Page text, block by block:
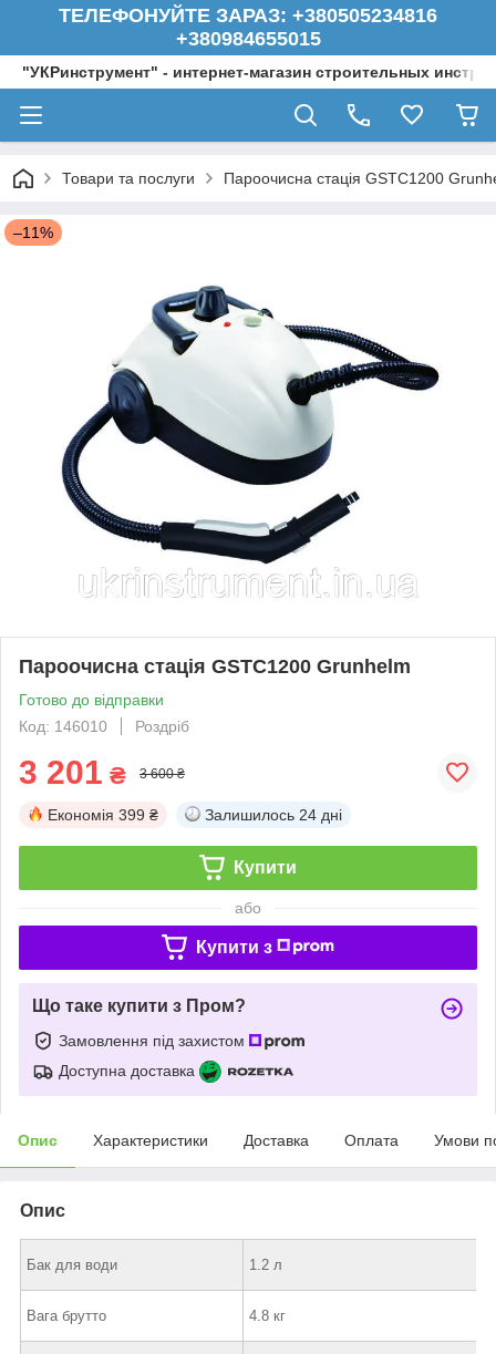
ТЕЛЕФОНУЙТЕ ЗАРАЗ: +380505234816
+380984655015
"УКРинструмент" - интернет-магазин строительных
Товари та послуги Пароочисна стацiя GSTC1200
–11%
Пароочисна стацiя GSTC1200 Grunhelm
Готово до відправки
Код: 146010
Роздріб
3 201 ₴ 3 600 ₴
Економія 399 ₴ Залишилось 24 дні
Купити
або
Купити з
Що таке купити з Пром?
Замовлення під захистом
Доступна доставка
Опис Характеристики Доставка Оплата Умови
Опис
Бак для води 1.2 л
Вага брутто 4.8 кг